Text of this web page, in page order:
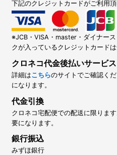
下記のクレジットカードがご利用頂
※JCB・VISA・master・ダイナー
クが入っているクレジットカード
クロネコ代金後払いサービス
詳細はこちらのサイトでご確認く
になります。
代金引換
クロネコ宅配便での配送に限りま
要になります。
銀行振込
みずほ銀行